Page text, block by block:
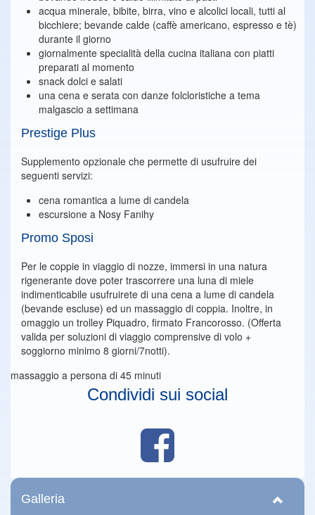
acqua minerale, bibite, birra, vino e alcolici locali, tutti al
bicchiere; bevande calde (caffè americano, espresso e tè)
durante il giorno
giornalmente specialità della cucina italiana con piatti
preparati al momento
snack dolci e salati
una cena e serata con danze folcloristiche a tema
malgascio a settimana
Prestige Plus
Supplemento opzionale che permette di usufruire dei
seguenti servizi:
cena romantica a lume di candela
escursione a Nosy Fanihy
Promo Sposi
Per le coppie in viaggio di nozze, immersi in una natura
rigenerante dove poter trascorrere una luna di miele
indimenticabile usufruirete di una cena a lume di candela
(bevande escluse) ed un massaggio di coppia. Inoltre, in
omaggio un trolley Piquadro, firmato Francorosso. (Offerta
valida per soluzioni di viaggio comprensive di volo +
soggiorno minimo 8 giorni/7notti).
massaggio a persona di 45 minuti
Condividi sui social
Galleria